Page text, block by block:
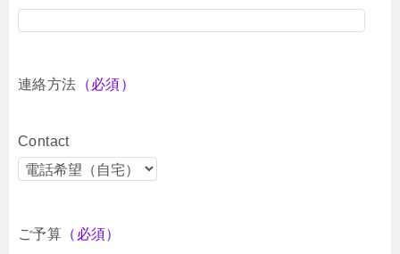
連絡方法 （必須）
Contact
ご予算 （必須）